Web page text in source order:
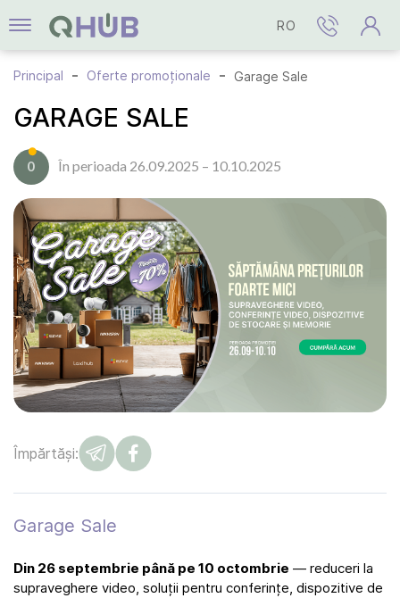
RO
Principal Oferte promoționale Garage Sale
GARAGE SALE
0 În perioada 26.09.2025 – 10.10.2025
Împărtăși:
Garage Sale
Din 26 septembrie până pe 10 octombrie — reduceri la
supraveghere video, soluții pentru conferințe, dispozitive de